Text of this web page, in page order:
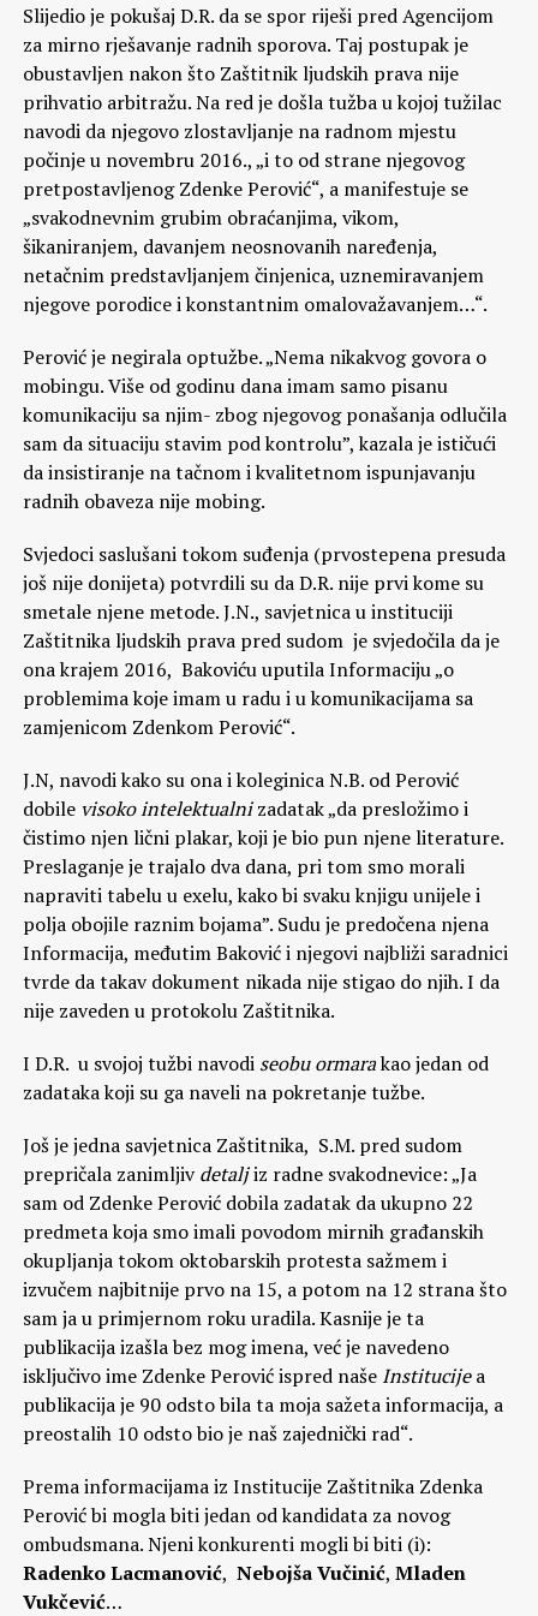
Slijedio je pokušaj D.R. da se spor riješi pred Agencijom
za mirno rješavanje radnih sporova. Taj postupak je
obustavljen nakon što Zaštitnik ljudskih prava nije
prihvatio arbitražu. Na red je došla tužba u kojoj tužilac
navodi da njegovo zlostavljanje na radnom mjestu
počinje u novembru 2016., „i to od strane njegovog
pretpostavljenog Zdenke Perović“, a manifestuje se
„svakodnevnim grubim obraćanjima, vikom,
šikaniranjem, davanjem neosnovanih naređenja,
netačnim predstavljanjem činjenica, uznemiravanjem
njegove porodice i konstantnim omalovažavanjem…“.
Perović je negirala optužbe. „Nema nikakvog govora o
mobingu. Više od godinu dana imam samo pisanu
komunikaciju sa njim- zbog njegovog ponašanja odlučila
sam da situaciju stavim pod kontrolu”, kazala je ističući
da insistiranje na tačnom i kvalitetnom ispunjavanju
radnih obaveza nije mobing.
Svjedoci saslušani tokom suđenja (prvostepena presuda
još nije donijeta) potvrdili su da D.R. nije prvi kome su
smetale njene metode. J.N., savjetnica u instituciji
Zaštitnika ljudskih prava pred sudom je svjedočila da je
ona krajem 2016, Bakoviću uputila Informaciju „o
problemima koje imam u radu i u komunikacijama sa
zamjenicom Zdenkom Perović“.
J.N, navodi kako su ona i koleginica N.B. od Perović
dobile visoko intelektualnizadatak „da presložimo i
čistimo njen lični plakar, koji je bio pun njene literature.
Preslaganje je trajalo dva dana, pri tom smo morali
napraviti tabelu u exelu, kako bi svaku knjigu unijele i
polja obojile raznim bojama”. Sudu je predočena njena
Informacija, međutim Baković i njegovi najbliži saradnici
tvrde da takav dokument nikada nije stigao do njih. I da
nije zaveden u protokolu Zaštitnika.
I D.R. u svojoj tužbi navodi seobu ormarakao jedan od
zadataka koji su ga naveli na pokretanje tužbe.
Još je jedna savjetnica Zaštitnika, S.M. pred sudom
prepričala zanimljivdetaljiz radne svakodnevice: „Ja
sam od Zdenke Perović dobila zadatak da ukupno 22
predmeta koja smo imali povodom mirnih građanskih
okupljanja tokom oktobarskih protesta sažmem i
izvučem najbitnije prvo na 15, a potom na 12 strana što
sam ja u primjernom roku uradila. Kasnije je ta
publikacija izašla bez mog imena, već je navedeno
isključivo ime Zdenke Perović ispred naše Institucijea
publikacija je 90 odsto bila ta moja sažeta informacija, a
preostalih 10 odsto bio je naš zajednički rad“.
Prema informacijama iz Institucije Zaštitnika Zdenka
Perović bi mogla biti jedan od kandidata za novog
ombudsmana. Njeni konkurenti mogli bi biti (i):
Radenko Lacmanović, Nebojša Vučinić, Mladen
Vukčević…